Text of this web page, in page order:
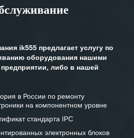
ik555 предлагает услугу по
оборудования нашими
либо в нашей
в России по ремонту
на компонентном уровне
стандарта IPC
электронных блоков